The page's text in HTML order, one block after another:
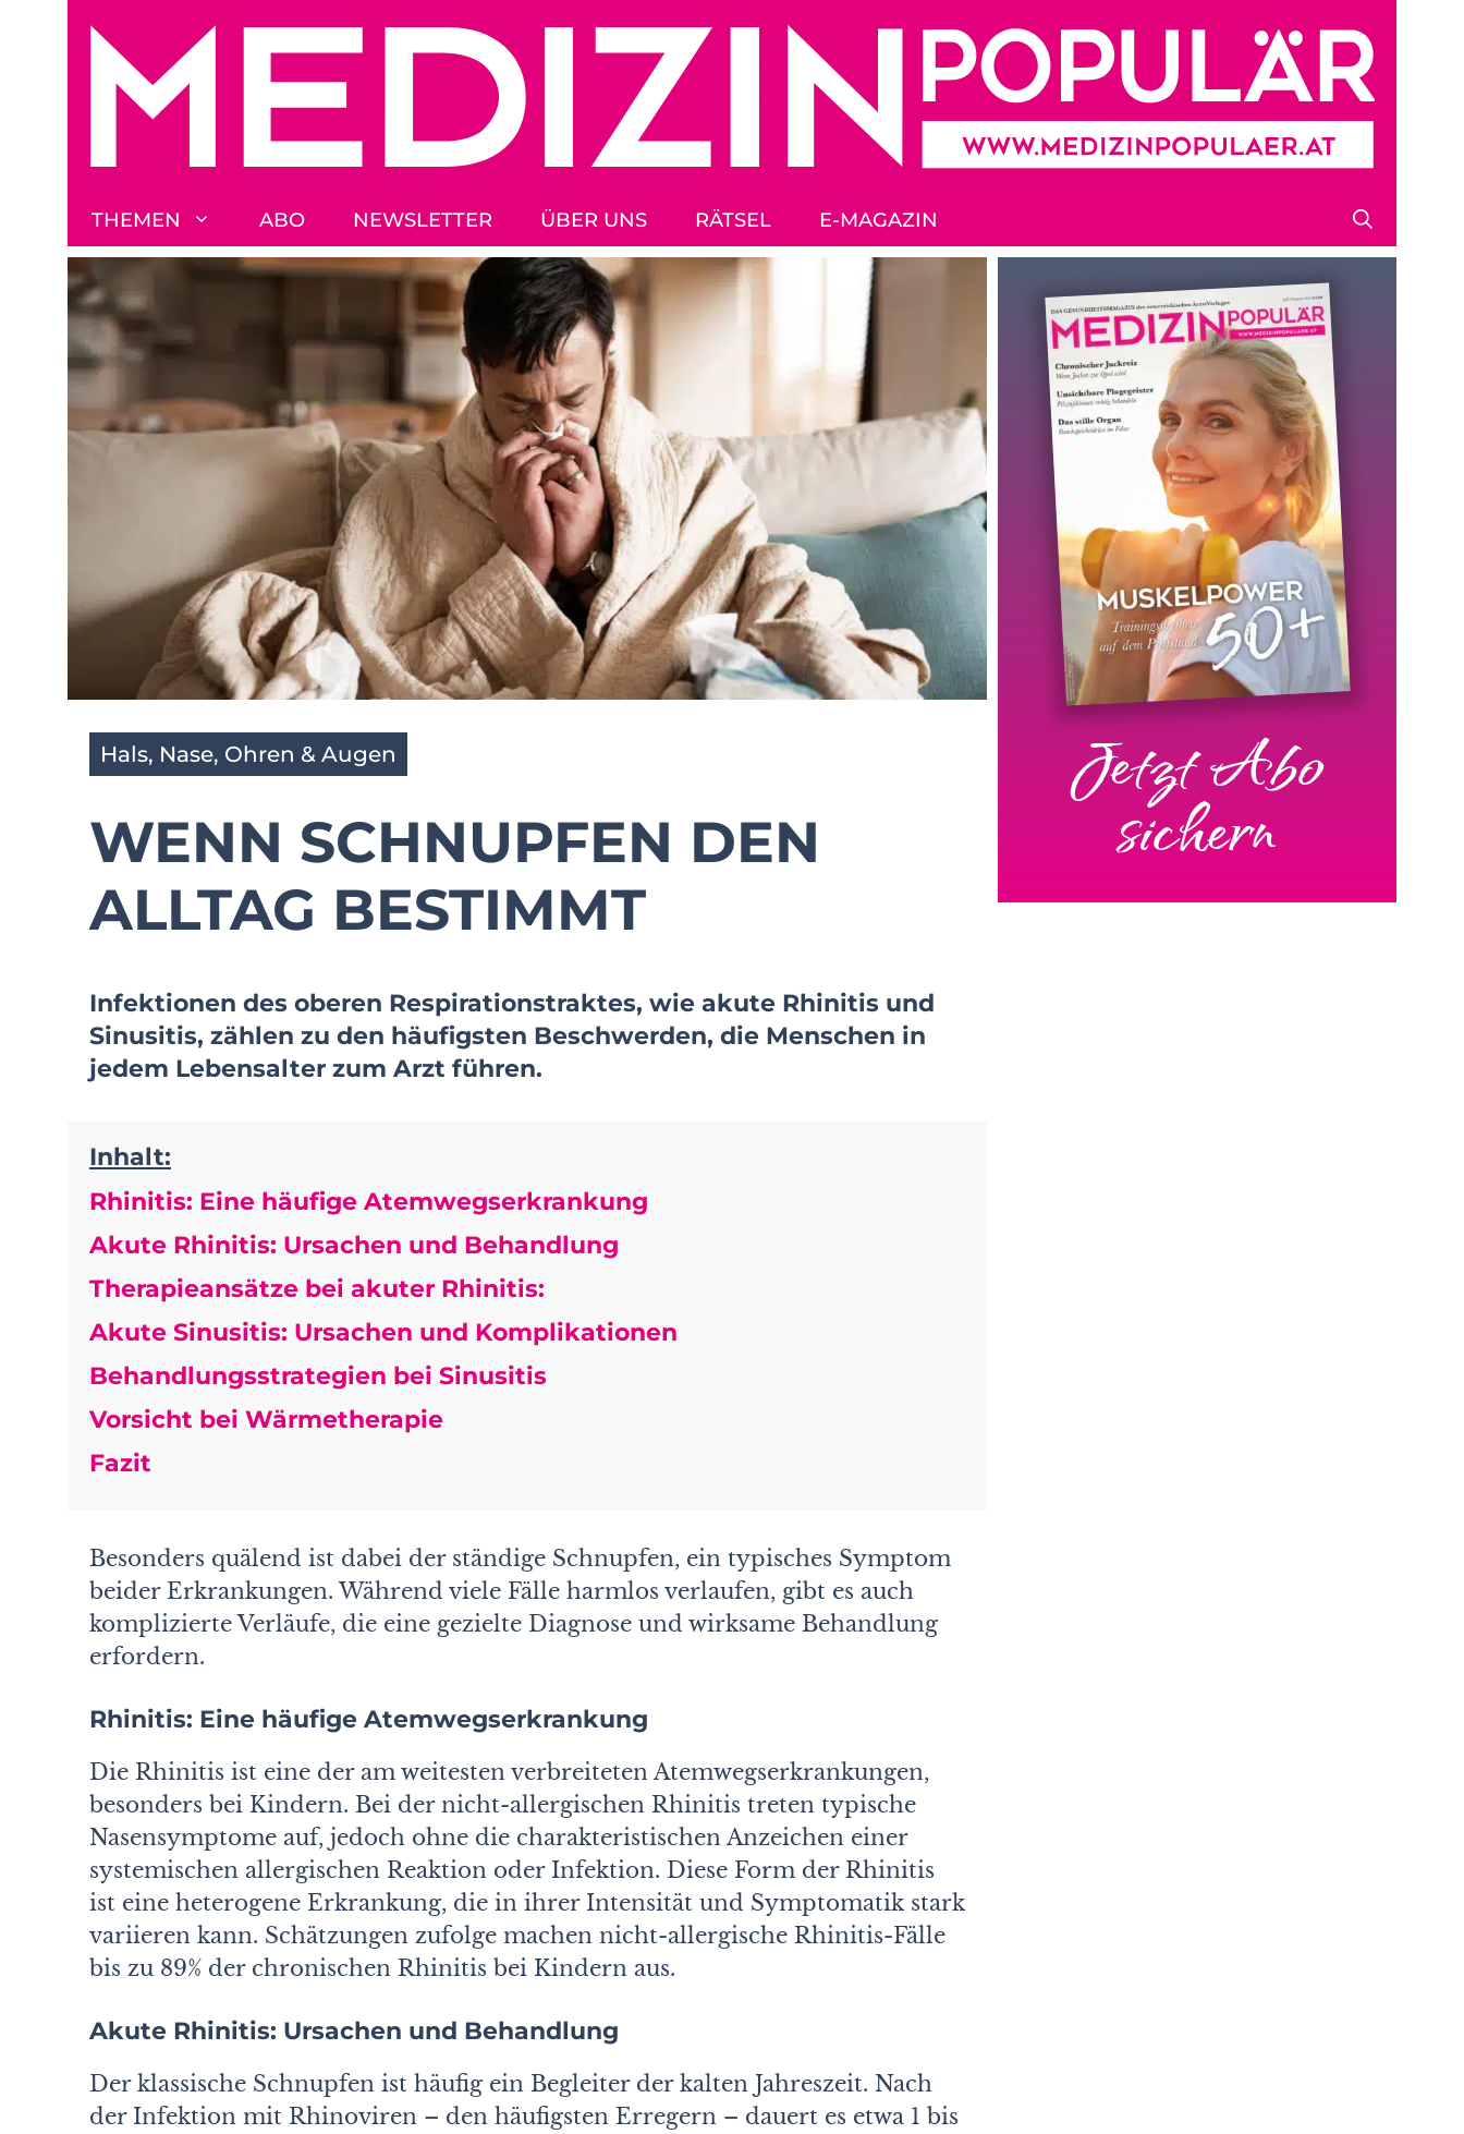
THEMEN ABO NEWSLETTER ÜBER UNS RÄTSEL E-MAGAZIN
Hals, Nase, Ohren & Augen
WENN SCHNUPFEN DEN
ALLTAG BESTIMMT
Infektionen des oberen Respirationstraktes, wie akute Rhinitis und
Sinusitis, zählen zu den häufigsten Beschwerden, die Menschen in
jedem Lebensalter zum Arzt führen.
Inhalt:
Rhinitis: Eine häufige Atemwegserkrankung
Akute Rhinitis: Ursachen und Behandlung
Therapieansätze bei akuter Rhinitis:
Akute Sinusitis: Ursachen und Komplikationen
Behandlungsstrategien bei Sinusitis
Vorsicht bei Wärmetherapie
Fazit
Besonders quälend ist dabei der ständige Schnupfen, ein typisches Symptom
beider Erkrankungen. Während viele Fälle harmlos verlaufen, gibt es auch
komplizierte Verläufe, die eine gezielte Diagnose und wirksame Behandlung
erfordern.
Rhinitis: Eine häufige Atemwegserkrankung
Die Rhinitis ist eine der am weitesten verbreiteten Atemwegserkrankungen,
besonders bei Kindern. Bei der nicht-allergischen Rhinitis treten typische
Nasensymptome auf, jedoch ohne die charakteristischen Anzeichen einer
systemischen allergischen Reaktion oder Infektion. Diese Form der Rhinitis
ist eine heterogene Erkrankung, die in ihrer Intensität und Symptomatik stark
variieren kann. Schätzungen zufolge machen nicht-allergische Rhinitis-Fälle
bis zu 89% der chronischen Rhinitis bei Kindern aus.
Akute Rhinitis: Ursachen und Behandlung
Der klassische Schnupfen ist häufig ein Begleiter der kalten Jahreszeit. Nach
der Infektion mit Rhinoviren – den häufigsten Erregern – dauert es etwa 1 bis
Jetzt Abo
sichern